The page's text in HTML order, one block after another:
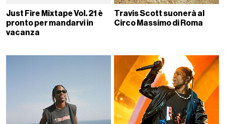
Just Fire Mixtape Vol. 21 è
pronto per mandarvi in
vacanza
Travis Scott suonerà al
Circo Massimo di Roma